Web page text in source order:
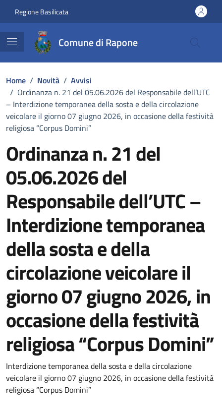
Regione Basilicata
Comune di Rapone
Home / Novità / Avvisi
/ Ordinanza n. 21 del 05.06.2026 del Responsabile dell’UTC
– Interdizione temporanea della sosta e della circolazione
veicolare il giorno 07 giugno 2026, in occasione della festività
religiosa “Corpus Domini”
Ordinanza n. 21 del
05.06.2026 del
Responsabile dell’UTC –
Interdizione temporanea
della sosta e della
circolazione veicolare il
giorno 07 giugno 2026, in
occasione della festività
religiosa “Corpus Domini”
Dettagli della notizia
Interdizione temporanea della sosta e della circolazione
veicolare il giorno 07 giugno 2026, in occasione della festività
religiosa “Corpus Domini”